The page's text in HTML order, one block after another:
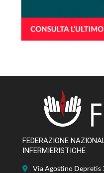
FEDERAZIONE
INFERMIERISTICHE
Via Agostino Depretis